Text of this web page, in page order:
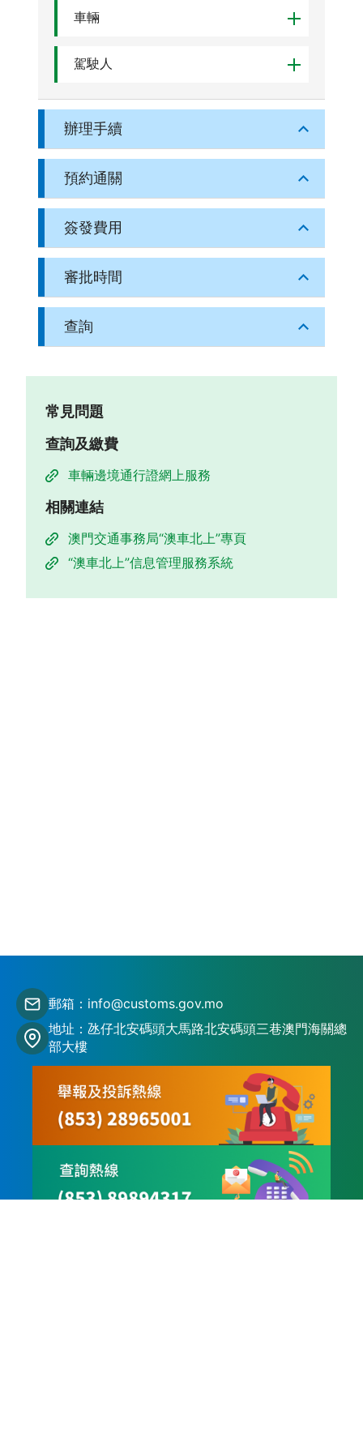
車輛
駕駛人
辦理手續
預約通關
簽發費用
審批時間
查詢
常見問題
查詢及繳費
車輛邊境通行證網上服務
相關連結
澳門交通事務局“澳車北上”專頁
“澳車北上”信息管理服務系統
郵箱：info@customs.gov.mo
地址：氹仔北安碼頭大馬路北安碼頭三巷澳門海關總
部大樓